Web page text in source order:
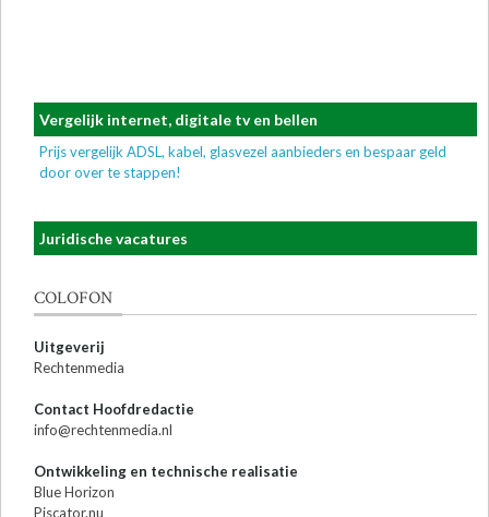
Vergelijk internet, digitale tv en bellen
Prijs vergelijk ADSL, kabel, glasvezel aanbieders en bespaar geld
door over te stappen!
Juridische vacatures
COLOFON
Uitgeverij
Rechtenmedia
Contact Hoofdredactie
info@rechtenmedia.nl
Ontwikkeling en technische realisatie
Blue Horizon
Piscator.nu